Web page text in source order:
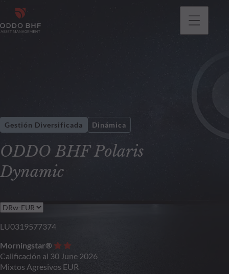
ODDO BHF Polaris
Dynamic
Gestión Diversificada Dinámica
LU0319577374
Morningstar®
Calificación al 30 June 2026
Mixtos Agresivos EUR